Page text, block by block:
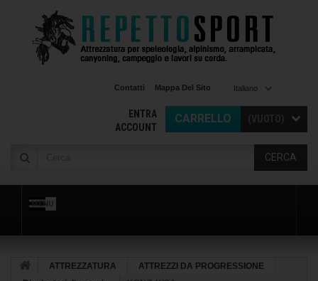
Italiano
Contatti Mappa Del Sito
CARRELLO
ENTRA
ACCOUNT
CERCA
MENU
ATTREZZATURA
ATTREZZI DA PROGRESSIONE